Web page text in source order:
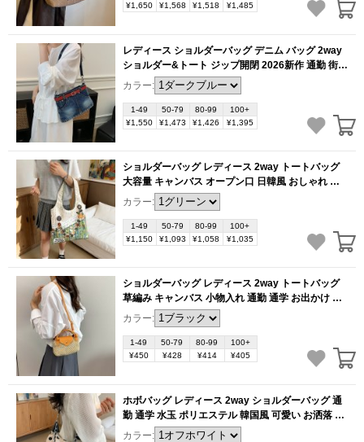
¥1,650
¥1,568 ¥1,518 ¥1,485
レディース ショルダーバッグ デニム バッグ 2way
ショルダー&トート ジップ開閉 2026新作 通勤 街歩
き レトロ お洒落 お出かけ バッグ おしゃれ（1ヶ）
(BB6337)
カラー:
1-49 50-79 80-99
100+
¥1,550
¥1,473 ¥1,426 ¥1,395
ショルダーバッグ レディース 2way トートバッグ
大容量 キャンバス オープン口 日韓風 おしゃれ 通
勤 旅行（1ヶ） (BB6320)
カラー:
1-49 50-79 80-99
100+
¥1,150
¥1,093 ¥1,058 ¥1,035
ショルダーバッグ レディース 2way トートバッグ
草編み キャンバス 小物入れ 通勤 通学 お出かけ カ
ジュアル おしゃれ プレゼント かわいい 母の日（1
(BB6299)
カラー:
1-49 50-79 80-99
100+
¥450
¥428 ¥414 ¥405
ホボバッグ レディース 2way ショルダーバッグ 通
勤 通学 水玉 ポリエステル 韓国風 可愛い お洒落 多
機能（1ヶ） (BB6297)
カラー: